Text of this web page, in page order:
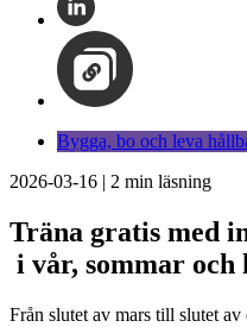
Bygga, bo och leva
2026-03-16 | 2 min läsning
Träna gratis med
i vår, sommar och
Från slutet av mars till slutet